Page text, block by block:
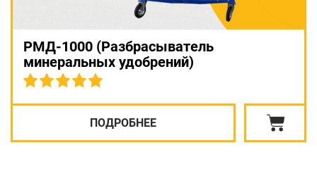
РМД-1000 (Разбрасыватель
минеральных удобрений)
ПОДРОБНЕЕ